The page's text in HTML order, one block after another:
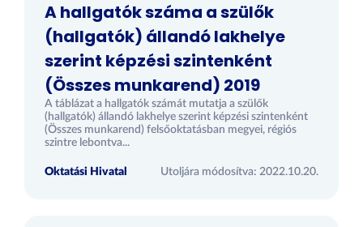
A hallgatók száma a szülők
(hallgatók) állandó lakhelye
szerint képzési szintenként
(Összes munkarend) 2019
A táblázat a hallgatók számát mutatja a szülők
(hallgatók) állandó lakhelye szerint képzési szintenként
(Összes munkarend) felsőoktatásban megyei, régiós
szintre lebontva...
Oktatási Hivatal Utoljára módosítva: 2022.10.20.